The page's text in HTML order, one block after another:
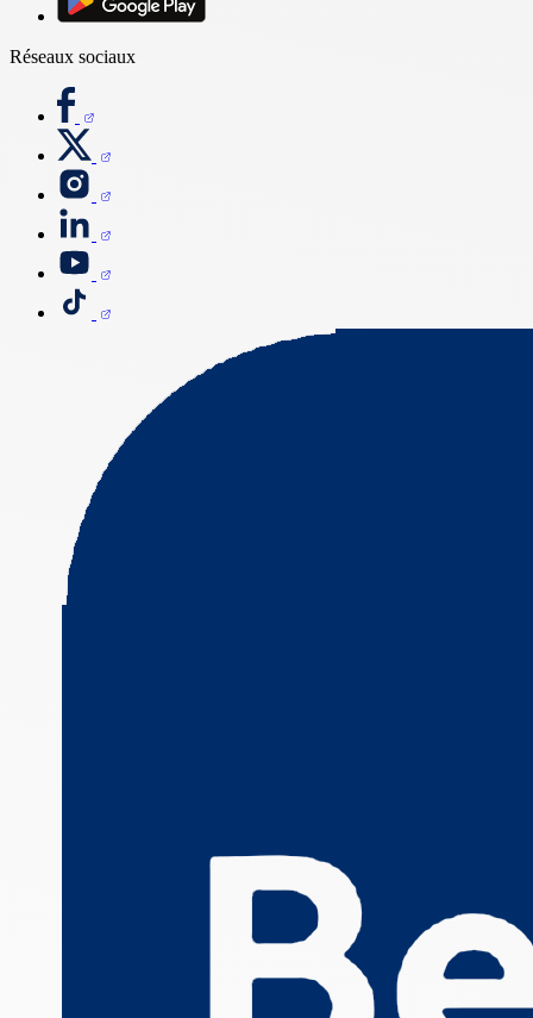
Réseaux sociaux